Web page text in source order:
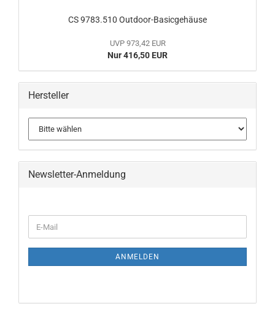
CS 9783.510 Outdoor-Basicgehäuse
UVP 973,42 EUR
Nur 416,50 EUR
Hersteller
Newsletter-Anmeldung
ZUR
E-
Mail
ANMELDEN